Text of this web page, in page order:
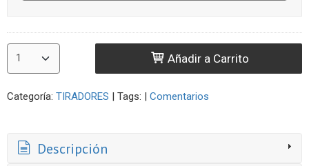
Añadir a Carrito
Categoría: TIRADORES | Tags: | Comentarios
Descripción